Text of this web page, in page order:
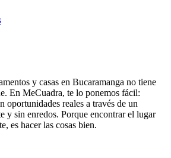
y casas en Bucaramanga no tiene
En MeCuadra, te lo ponemos fácil:
oportunidades reales a través de un
y sin enredos. Porque encontrar el lugar
es hacer las cosas bien.